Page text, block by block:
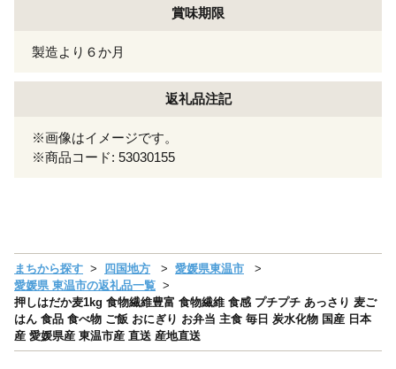
賞味期限
製造より６か月
返礼品注記
※画像はイメージです。
※商品コード: 53030155
まちから探す 四国地方
愛媛県東温市
愛媛県 東温市の返礼品一覧
押しはだか麦1kg 食物繊維豊富 食物繊維 食感 プチプチ あっさり 麦ご
はん 食品 食べ物 ご飯 おにぎり お弁当 主食 毎日 炭水化物 国産 日本
産 愛媛県産 東温市産 直送 産地直送